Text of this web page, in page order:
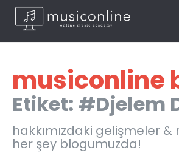
musiconline
Etiket: #Djelem
hakkımızdaki gelişmeler
her şey blogumuzda!